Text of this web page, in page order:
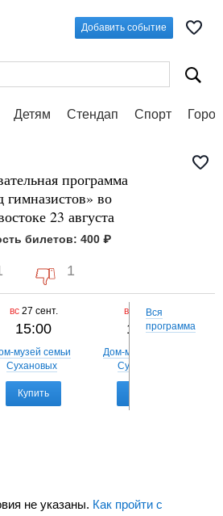
Добавить событие
Детям Стендап Спорт
программа
гимназистов» во
23 августа
билетов: 400 ₽
1
вс 27 сент.
15:00
музей семьи
Сухановых
Купить
вс 25 окт.
15:00
Дом-музей семьи
Сухановых
Вся
программа
не указаны. Как пройти с